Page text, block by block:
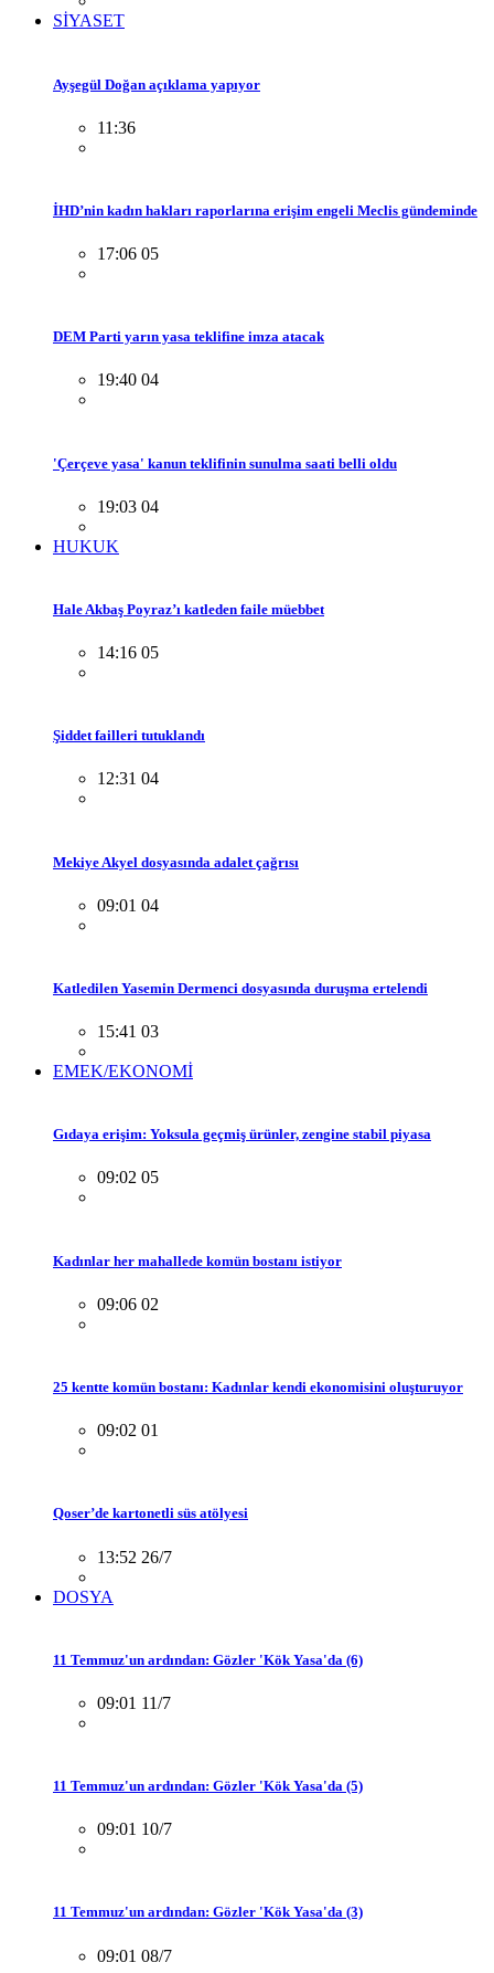
SİYASET
Ayşegül Doğan açıklama yapıyor
11:36
İHD’nin kadın hakları raporlarına erişim engeli Meclis gündeminde
17:06 05
DEM Parti yarın yasa teklifine imza atacak
19:40 04
'Çerçeve yasa' kanun teklifinin sunulma saati belli oldu
19:03 04
HUKUK
Hale Akbaş Poyraz’ı katleden faile müebbet
14:16 05
Şiddet failleri tutuklandı
12:31 04
Mekiye Akyel dosyasında adalet çağrısı
09:01 04
Katledilen Yasemin Dermenci dosyasında duruşma ertelendi
15:41 03
EMEK/EKONOMİ
Gıdaya erişim: Yoksula geçmiş ürünler, zengine stabil piyasa
09:02 05
Kadınlar her mahallede komün bostanı istiyor
09:06 02
25 kentte komün bostanı: Kadınlar kendi ekonomisini oluşturuyor
09:02 01
Qoser’de kartonetli süs atölyesi
13:52 26/7
DOSYA
11 Temmuz'un ardından: Gözler 'Kök Yasa'da (6)
09:01 11/7
11 Temmuz'un ardından: Gözler 'Kök Yasa'da (5)
09:01 10/7
11 Temmuz'un ardından: Gözler 'Kök Yasa'da (3)
09:01 08/7